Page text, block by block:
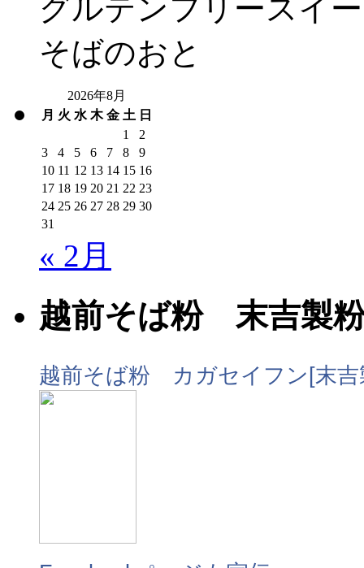
グルテンフリースイ
そばのおと
2026年8月
月 火 水 木 金 土 日
1
2
3
4 5 6 7 8
9
10 11 12 13 14 15 16
17 18 19 20 21 22 23
24 25 26 27 28 29 30
31
« 2月
越前そば粉 末吉製
越前そば粉 カガセイフン[末吉